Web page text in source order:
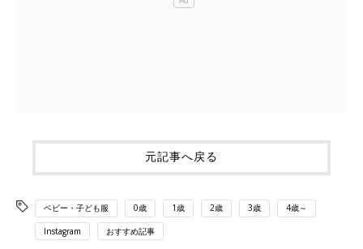
元記事へ戻る
ベビー・子ども服 0歳 1歳 2歳 3歳 4歳～
Instagram おすすめ記事